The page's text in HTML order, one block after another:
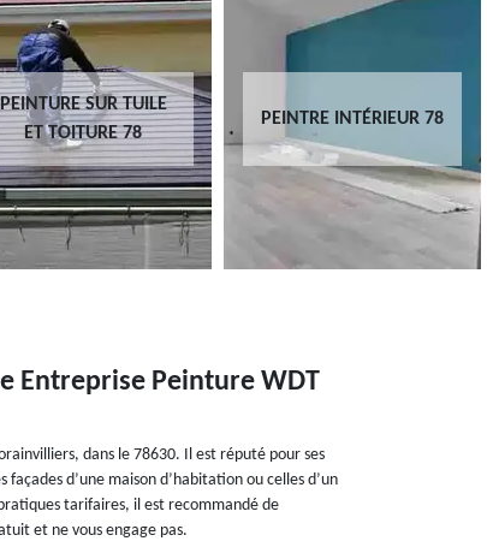
PEINTURE SUR TUILE
ET TOITURE 78
PEINTRE INTÉRIEUR 78
Entreprise Peinture WDT
dans le 78630. Il est réputé pour ses
d’une maison d’habitation ou celles d’un
tarifaires, il est recommandé de
et ne vous engage pas.